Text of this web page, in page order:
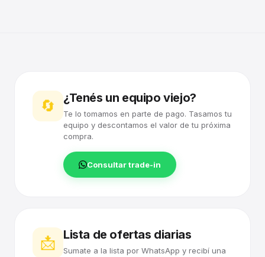
🔄 ¿Tenés un equipo viejo?
Te lo tomamos en parte de pago. Tasamos tu
equipo y descontamos el valor de tu próxima
compra.
Consultar trade-in
📩 Lista de ofertas diarias
Sumate a la lista por WhatsApp y recibí una